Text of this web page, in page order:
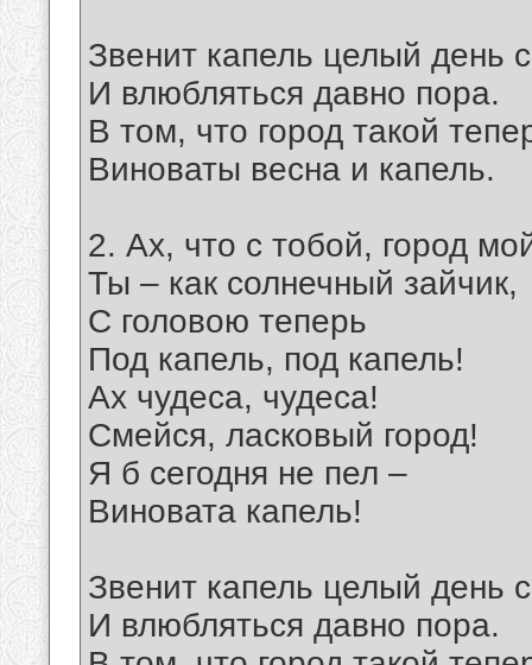
Звенит капель целый день
И влюбляться давно пора.
В том, что город такой
Виноваты весна и капель.
2. Ах, что с тобой, город
Ты – как солнечный зайчик,
С головою теперь
Под капель, под капель!
Ах чудеса, чудеса!
Смейся, ласковый город!
Я б сегодня не пел –
Виновата капель!
Звенит капель целый день
И влюбляться давно пора.